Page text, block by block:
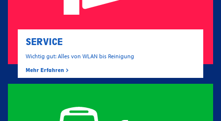
SERVICE
Wichtig gut: Alles von WLAN bis Reinigung
Mehr Erfahren